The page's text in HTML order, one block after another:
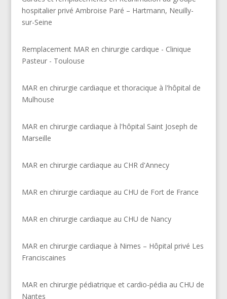
hospitalier privé Ambroise Paré – Hartmann, Neuilly-
sur-Seine
Remplacement MAR en chirurgie cardique - Clinique
Pasteur - Toulouse
MAR en chirurgie cardiaque et thoracique à l'hôpital de
Mulhouse
MAR en chirurgie cardiaque à l'hôpital Saint Joseph de
Marseille
MAR en chirurgie cardiaque au CHR d'Annecy
MAR en chirurgie cardiaque au CHU de Fort de France
MAR en chirurgie cardiaque au CHU de Nancy
MAR en chirurgie cardiaque à Nimes – Hôpital privé Les
Franciscaines
MAR en chirurgie pédiatrique et cardio-pédia au CHU de
Nantes